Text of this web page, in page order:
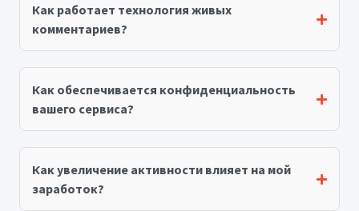
Как работает технология живых
комментариев?
Как обеспечивается конфиденциальность
вашего сервиса?
Как увеличение активности влияет на мой
заработок?